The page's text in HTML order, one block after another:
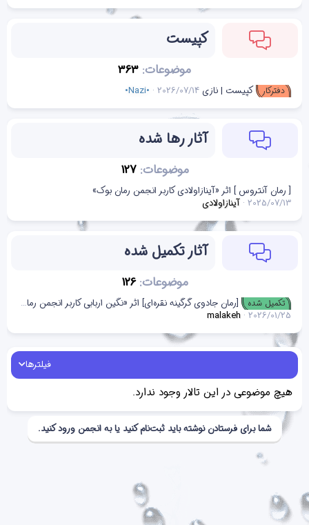
کپیست
موضوعات 363
دفتر‌کار کپیست | نازی2026/07/14
•Nazi•
آثار رها شده
موضوعات 127
[ رمان آنتروس ] اثر «آینازاولادی کاربر انجمن رمان بوک»
2025/07/13 آینازاولادی
آثار تکمیل شده
موضوعات 126
تکمیل شده
[رمان جادوی گرگینه نقره‌ای] اثر «نگین اربابی کاربر انجمن رمان بوک»
2026/01/25
malakeh
فیلترها
هیچ موضوعی در این تالار وجود ندارد.
شما برای فرستادن نوشته باید ثبت‌نام کنید یا به انجمن ورود کنید.